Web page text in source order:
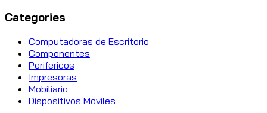
Categories
Computadoras de Escritorio
Componentes
Perifericos
Impresoras
Mobiliario
Dispositivos Moviles